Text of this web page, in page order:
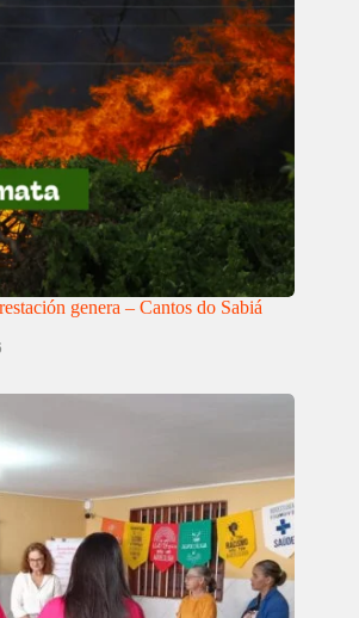
genera – Cantos do Sabiá